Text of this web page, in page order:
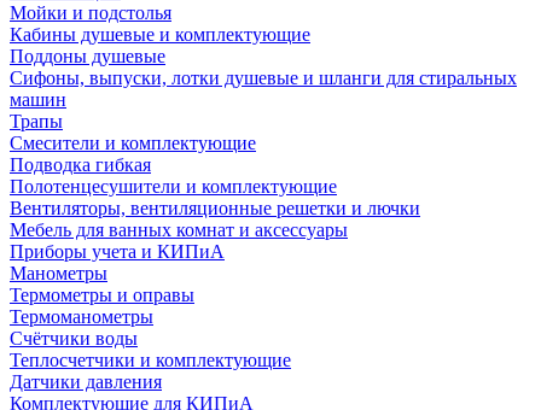
Мойки и подстолья
Кабины душевые и комплектующие
Поддоны душевые
Сифоны, выпуски, лотки душевые и шланги для стиральных
машин
Трапы
Смесители и комплектующие
Подводка гибкая
Полотенцесушители и комплектующие
Вентиляторы, вентиляционные решетки и лючки
Мебель для ванных комнат и аксессуары
Приборы учета и КИПиА
Манометры
Термометры и оправы
Термоманометры
Счётчики воды
Теплосчетчики и комплектующие
Датчики давления
Комплектующие для КИПиА